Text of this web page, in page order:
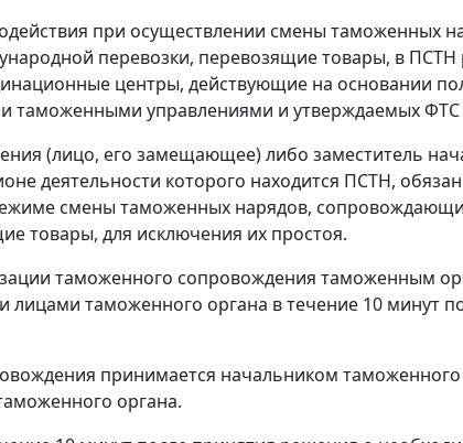
при осуществлении смены таможенных
перевозки, перевозящие товары, в ПСТН
центры, действующие на основании
таможенными управлениями и утверждаемых ФТС
(лицо, его замещающее) либо заместитель
деятельности которого находится ПСТН,
смены таможенных нарядов,
товары, для исключения их простоя.
таможенного сопровождения таможенным
таможенного органа в течение 10 минут
принимается начальником таможенного
органа.